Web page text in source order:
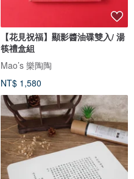
【花見祝福】顯影醬油碟雙入/ 湯
筷禮盒組
Mao’s 樂陶陶
NT$ 1,580